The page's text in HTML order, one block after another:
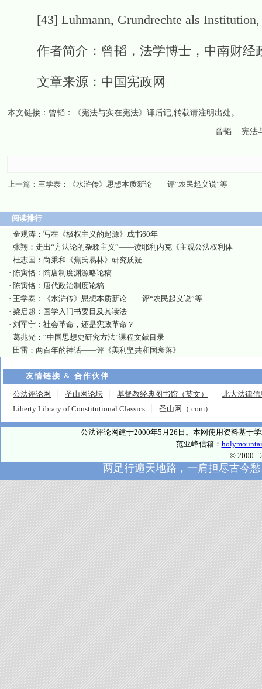
[43] Luhmann, Grundrechte als Institution,
作者简介：曾韬，法学博士，中南财经
文章来源：中国宪政网
本文链接： 曾韬：《宪法与实在宪法》译后记,转载请注明出处。
曾韬 宪法
上一篇： 王学泰：《水浒传》思想本质新论——评“农民起义说”等
阅读排行
· 金观涛：写在《极权主义的起源》成书60年
· 张翔：走出“方法论的杂糅主义”——读耶利内克《主观公法权利体
· 杜志国：尚秉和《焦氏易林》研究质疑
· 陈寅恪：隋唐制度渊源略论稿
· 陈寅恪：唐代政治制度论稿
· 王学泰：《水浒传》思想本质新论——评“农民起义说”等
· 梁启超：国学入门书要目及其读法
· 刘军宁：社会革命，还是宪政革命？
· 葛兆光：“中国思想史研究方法”课程文献目录
· 田雷：两百年的神话——评《美利坚共和国衰落》
友情链接 & 合作伙伴
公法评论网 圣山网论坛 基督教经典图书馆（英文）
北大法律信
Liberty Library of Constitutional Classics
圣山网（.com）
公法评论网建于2000年5月26日。本网使用资料基于
范亚峰信箱：
© 2000 -
两足行遍天地路，一肩担尽古今